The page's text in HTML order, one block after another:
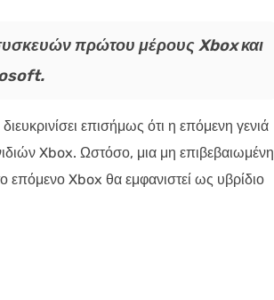
πρώτου μέρους Xbox και
επισήμως ότι η επόμενη γενιά
Xbox. Ωστόσο, μια μη επιβεβαιωμένη
επόμενο Xbox θα εμφανιστεί ως υβρίδιο